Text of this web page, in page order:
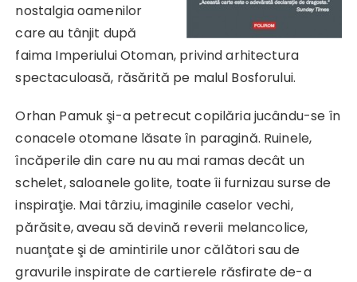
nostalgia oamenilor
care au tânjit după
faima Imperiului Otoman, privind arhitectura
spectaculoasă, răsărită pe malul Bosforului.
Orhan Pamuk şi-a petrecut copilăria jucându-se în
conacele otomane lăsate în paragină. Ruinele,
încăperile din care nu au mai ramas decât un
schelet, saloanele golite, toate îi furnizau surse de
inspiraţie. Mai târziu, imaginile caselor vechi,
părăsite, aveau să devină reverii melancolice,
nuanţate şi de amintirile unor călători sau de
gravurile inspirate de cartierele răsfirate de-a